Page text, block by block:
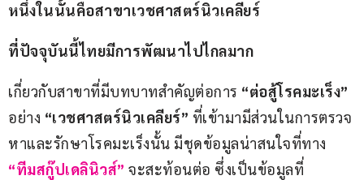
หนึ่งในนั้นคือสาขาเวชศาสตร์นิวเคลียร์
ที่ปัจจุบันนี้ไทยมีการพัฒนาไปไกลมาก
เกี่ยวกับสาขาที่มีบทบาทสำคัญต่อการ “ต่อสู้โรคมะเร็ง”
อย่าง “เวชศาสตร์นิวเคลียร์” ที่เข้ามามีส่วนในการตรวจ
หาและรักษาโรคมะเร็งนั้น มีชุดข้อมูลน่าสนใจที่ทาง
“ทีมสกู๊ปเดลินิวส์” จะสะท้อนต่อ ซึ่งเป็นข้อมูลที่